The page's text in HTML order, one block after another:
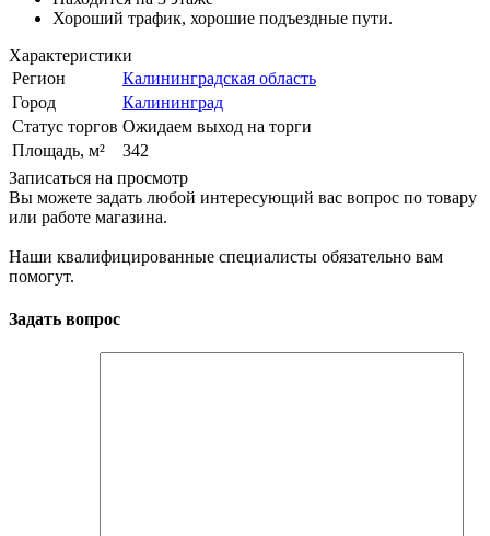
Хороший трафик, хорошие подъездные пути.
Характеристики
Регион
Калининградская область
Город
Калининград
Статус торгов Ожидаем выход на торги
Площадь, м²
342
Записаться на просмотр
Вы можете задать любой интересующий вас вопрос по товару
или работе магазина.
Наши квалифицированные специалисты обязательно вам
помогут.
Задать вопрос